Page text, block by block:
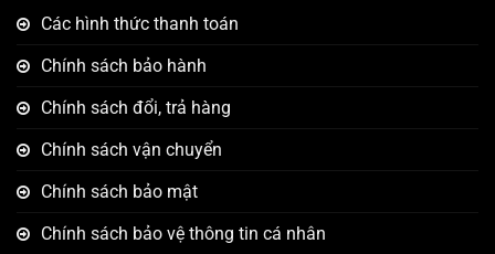
Các hình thức thanh toán
Chính sách bảo hành
Chính sách đổi, trả hàng
Chính sách vận chuyển
Chính sách bảo mật
Chính sách bảo vệ thông tin cá nhân